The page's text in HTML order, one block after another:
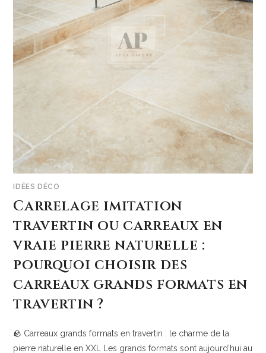
IDÉES DÉCO
Carrelage imitation
travertin ou carreaux en
vraie pierre naturelle :
pourquoi choisir des
carreaux grands formats en
travertin ?
🪨 Carreaux grands formats en travertin : le charme de la
pierre naturelle en XXL Les grands formats sont aujourd’hui au